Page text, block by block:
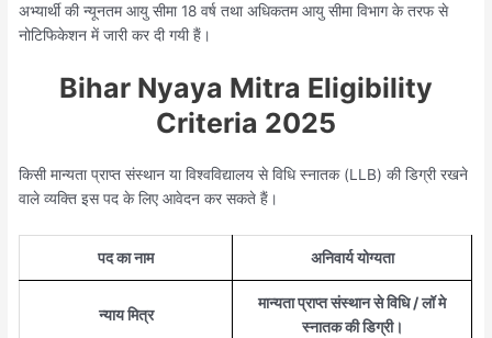
अभ्यार्थी की न्यूनतम आयु सीमा 18 वर्ष तथा अधिकतम आयु सीमा विभाग के तरफ से
नोटिफिकेशन में जारी कर दी गयी हैं।
Bihar Nyaya Mitra Eligibility
Criteria 2025
किसी मान्यता प्राप्त संस्थान या विश्वविद्यालय से विधि स्नातक (LLB) की डिग्री रखने
वाले व्यक्ति इस पद के लिए आवेदन कर सकते हैं।
पद का नाम अनिवार्य योग्यता
न्याय मित्र
मान्यता प्राप्त संस्थान से विधि / लॉ मे
स्नातक की डिग्री।